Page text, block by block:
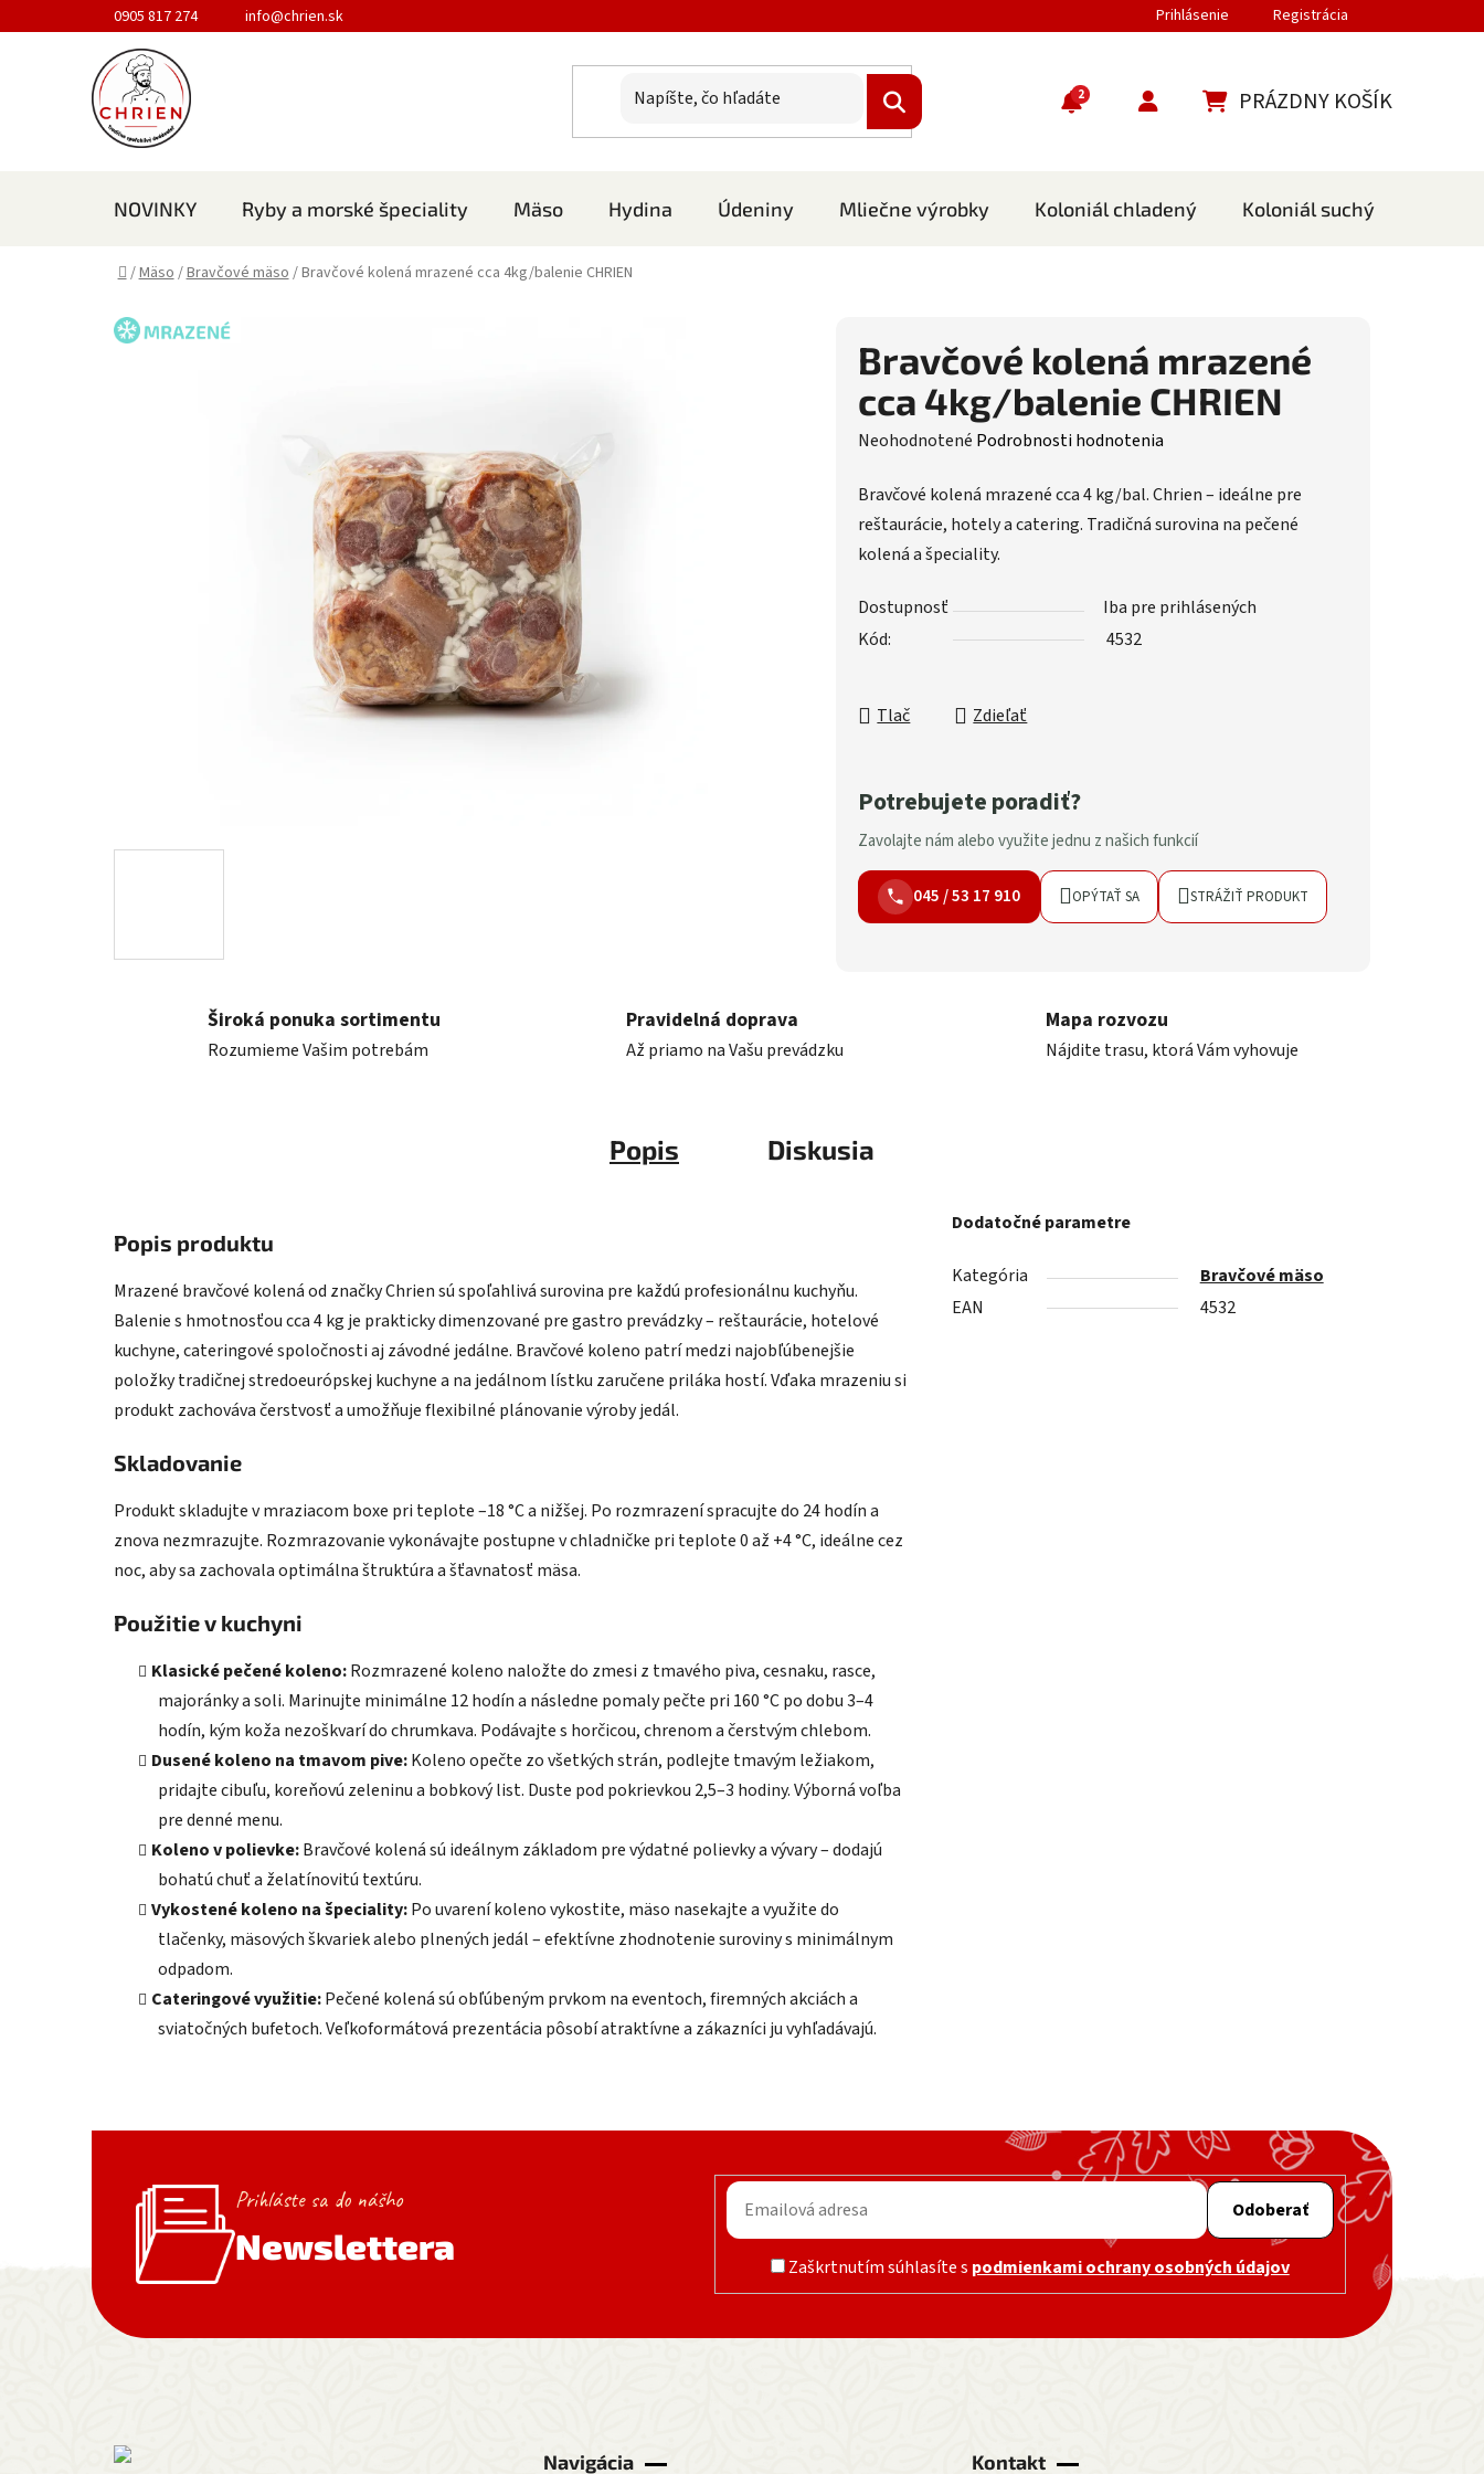
Prejsť na obsah0905 817 274 info@chrien.sk Prihlásenie Registrácia
2 PRÁZDNY KOŠÍK
NOVINKY Ryby a morské špeciality Mäso Hydina Údeniny Mliečne výrobky Koloniál chladený Koloniál suchý
Domov
/Mäso/Bravčové mäso/Bravčové kolená mrazené cca 4kg/balenie CHRIEN
Bravčové kolená mrazené
cca 4kg/balenie CHRIEN
Priemerné hodnotenie produktu je 0,0 z 5 hviezdičiek.
Neohodnotené Podrobnosti hodnotenia
Bravčové kolená mrazené cca 4 kg/bal. Chrien – ideálne pre
reštaurácie, hotely a catering. Tradičná surovina na pečené
kolená a špeciality.
Dostupnosť
Iba pre prihlásených
Kód:
4532
Tlač Zdieľať
Potrebujete poradiť?
Zavolajte nám alebo využite jednu z našich funkcií
045 / 53 17 910 OPÝTAŤ SA STRÁŽIŤ PRODUKT
MRAZENÉ
Široká ponuka sortimentu
Rozumieme Vašim potrebám
Pravidelná doprava
Až priamo na Vašu prevádzku
Mapa rozvozu
Nájdite trasu, ktorá Vám vyhovuje
Popis Diskusia
Popis produktu
Mrazené bravčové kolená od značky Chrien sú spoľahlivá surovina pre každú profesionálnu kuchyňu.
Balenie s hmotnosťou cca 4 kg je prakticky dimenzované pre gastro prevádzky – reštaurácie, hotelové
kuchyne, cateringové spoločnosti aj závodné jedálne. Bravčové koleno patrí medzi najobľúbenejšie
položky tradičnej stredoeurópskej kuchyne a na jedálnom lístku zaručene priláka hostí. Vďaka mrazeniu si
produkt zachováva čerstvosť a umožňuje flexibilné plánovanie výroby jedál.
Skladovanie
Produkt skladujte v mraziacom boxe pri teplote –18 °C a nižšej. Po rozmrazení spracujte do 24 hodín a
znova nezmrazujte. Rozmrazovanie vykonávajte postupne v chladničke pri teplote 0 až +4 °C, ideálne cez
noc, aby sa zachovala optimálna štruktúra a šťavnatosť mäsa.
Použitie v kuchyni
Klasické pečené koleno:Rozmrazené koleno naložte do zmesi z tmavého piva, cesnaku, rasce,
majoránky a soli. Marinujte minimálne 12 hodín a následne pomaly pečte pri 160 °C po dobu 3–4
hodín, kým koža nezoškvarí do chrumkava. Podávajte s horčicou, chrenom a čerstvým chlebom.
Dusené koleno na tmavom pive:Koleno opečte zo všetkých strán, podlejte tmavým ležiakom,
pridajte cibuľu, koreňovú zeleninu a bobkový list. Duste pod pokrievkou 2,5–3 hodiny. Výborná voľba
pre denné menu.
Koleno v polievke:Bravčové kolená sú ideálnym základom pre výdatné polievky a vývary – dodajú
bohatú chuť a želatínovitú textúru.
Vykostené koleno na špeciality:Po uvarení koleno vykostite, mäso nasekajte a využite do
tlačenky, mäsových škvariek alebo plnených jedál – efektívne zhodnotenie suroviny s minimálnym
odpadom.
Cateringové využitie:Pečené kolená sú obľúbeným prvkom na eventoch, firemných akciách a
sviatočných bufetoch. Veľkoformátová prezentácia pôsobí atraktívne a zákazníci ju vyhľadávajú.
Dodatočné parametre
Kategória
Bravčové mäso
EAN
4532
Prihláste sa do nášho
Newslettera
Odoberať
Zaškrtnutím súhlasíte s podmienkami ochrany osobných údajov
Zápätie
Navigácia Kontakt